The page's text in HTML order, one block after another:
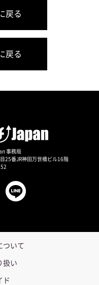
戻る
戻る
事務局
25番JR神田万世橋ビル16階
ついて
扱い
ド